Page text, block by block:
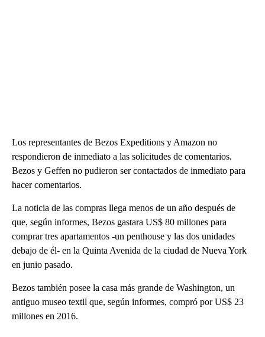
Los representantes de Bezos Expeditions y Amazon no
respondieron de inmediato a las solicitudes de comentarios.
Bezos y Geffen no pudieron ser contactados de inmediato para
hacer comentarios.
La noticia de las compras llega menos de un año después de
que, según informes, Bezos gastara US$ 80 millones para
comprar tres apartamentos -un penthouse y las dos unidades
debajo de él- en la Quinta Avenida de la ciudad de Nueva York
en junio pasado.
Bezos también posee la casa más grande de Washington, un
antiguo museo textil que, según informes, compró por US$ 23
millones en 2016.